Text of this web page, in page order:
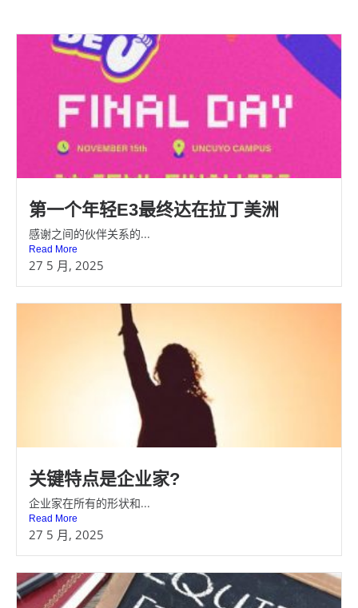
第一个年轻E3最终达在拉丁美洲
感谢之间的伙伴关系的...
Read More
27 5 月, 2025
关键特点是企业家?
企业家在所有的形状和...
Read More
27 5 月, 2025